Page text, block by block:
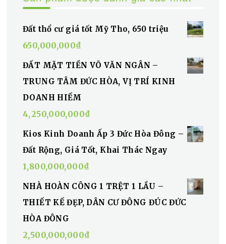
Đất thổ cư giá tốt Mỹ Tho, 650 triệu
650,000,000₫
ĐẤT MẶT TIỀN VÕ VĂN NGÂN –
TRUNG TÂM ĐỨC HÒA, VỊ TRÍ KINH
DOANH HIẾM
4,250,000,000₫
Kios Kinh Doanh Ấp 3 Đức Hòa Đông –
Đất Rộng, Giá Tốt, Khai Thác Ngay
1,800,000,000₫
NHÀ HOÀN CÔNG 1 TRỆT 1 LẦU –
THIẾT KẾ ĐẸP, DÂN CƯ ĐÔNG ĐÚC ĐỨC
HÒA ĐÔNG
2,500,000,000₫